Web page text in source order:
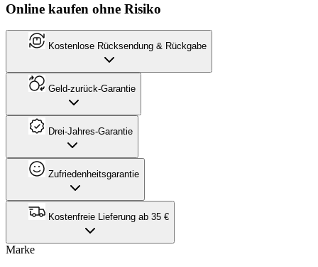
Online kaufen ohne Risiko
Kostenlose Rücksendung & Rückgabe
Geld-zurück-Garantie
Drei-Jahres-Garantie
Zufriedenheitsgarantie
Kostenfreie Lieferung ab 35 €
Marke